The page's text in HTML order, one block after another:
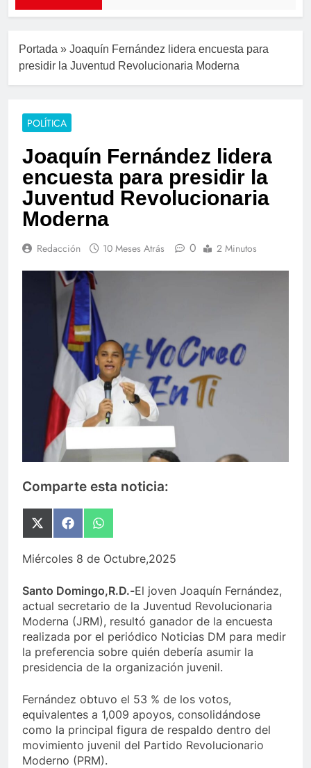
Portada » Joaquín Fernández lidera encuesta para
presidir la Juventud Revolucionaria Moderna
POLÍTICA
Joaquín Fernández lidera
encuesta para presidir la
Juventud Revolucionaria
Moderna
Redacción 10 Meses Atrás 0 2 Minutos
Comparte esta noticia:
Compartir
en
(Twitter)
Compartir
en
Compartir
en
Miércoles 8 de Octubre,2025
Santo Domingo,R.D.-El joven Joaquín Fernández,
actual secretario de la Juventud Revolucionaria
Moderna (JRM), resultó ganador de la encuesta
realizada por el periódico Noticias DM para medir
la preferencia sobre quién debería asumir la
presidencia de la organización juvenil.
Fernández obtuvo el 53 % de los votos,
equivalentes a 1,009 apoyos, consolidándose
como la principal figura de respaldo dentro del
movimiento juvenil del Partido Revolucionario
Moderno (PRM).